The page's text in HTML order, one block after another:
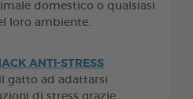
domestico o qualsiasi
loro ambiente.
ANTI-STRESS
gatto ad adattarsi